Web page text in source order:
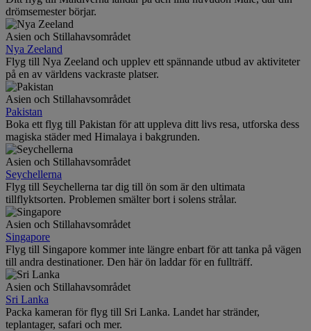
drömsemester börjar.
Asien och Stillahavsområdet
Nya Zeeland
Flyg till Nya Zeeland och upplev ett spännande utbud av aktiviteter
på en av världens vackraste platser.
Asien och Stillahavsområdet
Pakistan
Boka ett flyg till Pakistan för att uppleva ditt livs resa, utforska dess
magiska städer med Himalaya i bakgrunden.
Asien och Stillahavsområdet
Seychellerna
Flyg till Seychellerna tar dig till ön som är den ultimata
tillflyktsorten. Problemen smälter bort i solens strålar.
Asien och Stillahavsområdet
Singapore
Flyg till Singapore kommer inte längre enbart för att tanka på vägen
till andra destinationer. Den här ön laddar för en fullträff.
Asien och Stillahavsområdet
Sri Lanka
Packa kameran för flyg till Sri Lanka. Landet har stränder,
teplantager, safari och mer.